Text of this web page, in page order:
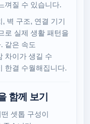
껴질 수 있습니다.
벽 구조, 연결 기기
로 실제 생활 패턴을
같은 속도
차이가 생길 수
한결 수월해집니다.
함께 보기
셋톱 구성이